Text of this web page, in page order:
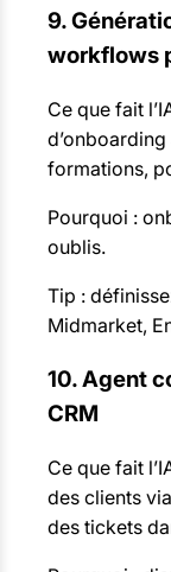
9.
workflows
Ce que fait
formations,
Pourquoi :
oublis.
Tip :
Midmarket,
10. Agent
CRM
Ce que fait
des clients
des tickets